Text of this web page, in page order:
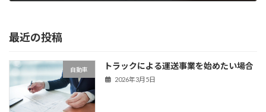
最近の投稿
自動車 トラックによる運送事業を始めたい場合
2026年3月5日